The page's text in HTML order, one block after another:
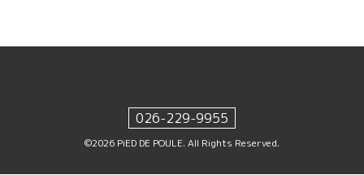
026-229-9955
©2026 PiED DE POULE. All Rights Reserved.